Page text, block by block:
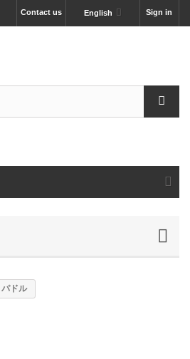
Sign in
English
Contact us
ドル